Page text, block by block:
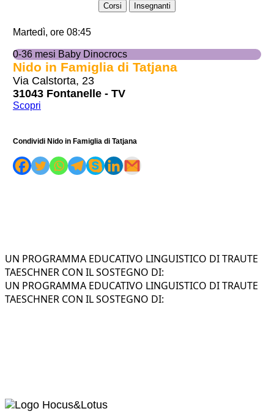
Corsi Insegnanti
Martedì, ore 08:45
0-36 mesi Baby Dinocrocs
Nido in Famiglia di Tatjana
Via Calstorta, 23
31043 Fontanelle - TV
Scopri
Condividi Nido in Famiglia di Tatjana
UN PROGRAMMA EDUCATIVO LINGUISTICO DI TRAUTE
TAESCHNER CON IL SOSTEGNO DI:
UN PROGRAMMA EDUCATIVO LINGUISTICO DI TRAUTE
TAESCHNER CON IL SOSTEGNO DI: